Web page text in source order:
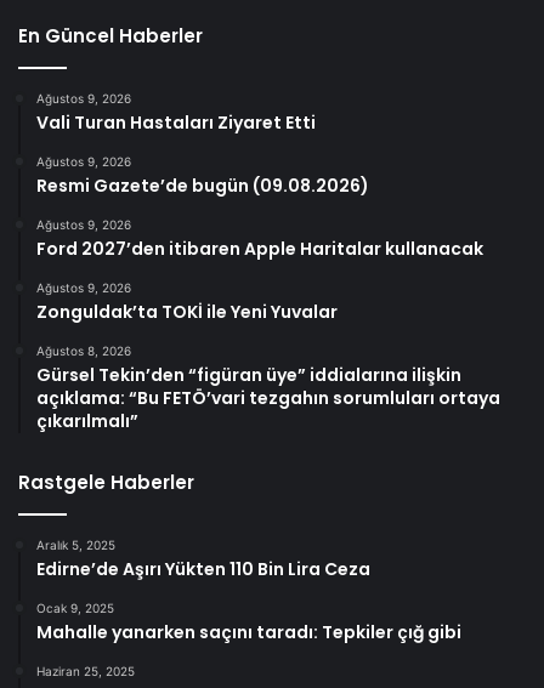
En Güncel Haberler
Ağustos 9, 2026
Vali Turan Hastaları Ziyaret Etti
Ağustos 9, 2026
Resmi Gazete’de bugün (09.08.2026)
Ağustos 9, 2026
Ford 2027’den itibaren Apple Haritalar kullanacak
Ağustos 9, 2026
Zonguldak’ta TOKİ ile Yeni Yuvalar
Ağustos 8, 2026
Gürsel Tekin’den “figüran üye” iddialarına ilişkin
açıklama: “Bu FETÖ’vari tezgahın sorumluları ortaya
çıkarılmalı”
Rastgele Haberler
Aralık 5, 2025
Edirne’de Aşırı Yükten 110 Bin Lira Ceza
Ocak 9, 2025
Mahalle yanarken saçını taradı: Tepkiler çığ gibi
Haziran 25, 2025